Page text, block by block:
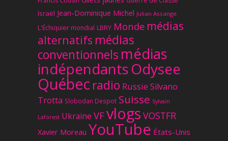
Israël Jean-Dominique Michel Julian Assange
L'Échiquier mondial LBRY Monde médias
alternatifs médias
conventionnels médias
indépendantsOdysee
Québec radio Russie Silvano
Trotta Slobodan Despot Suisse Sylvain
Laforest Ukraine VFvlogs VOSTFR
Xavier Moreau YouTube États-Unis